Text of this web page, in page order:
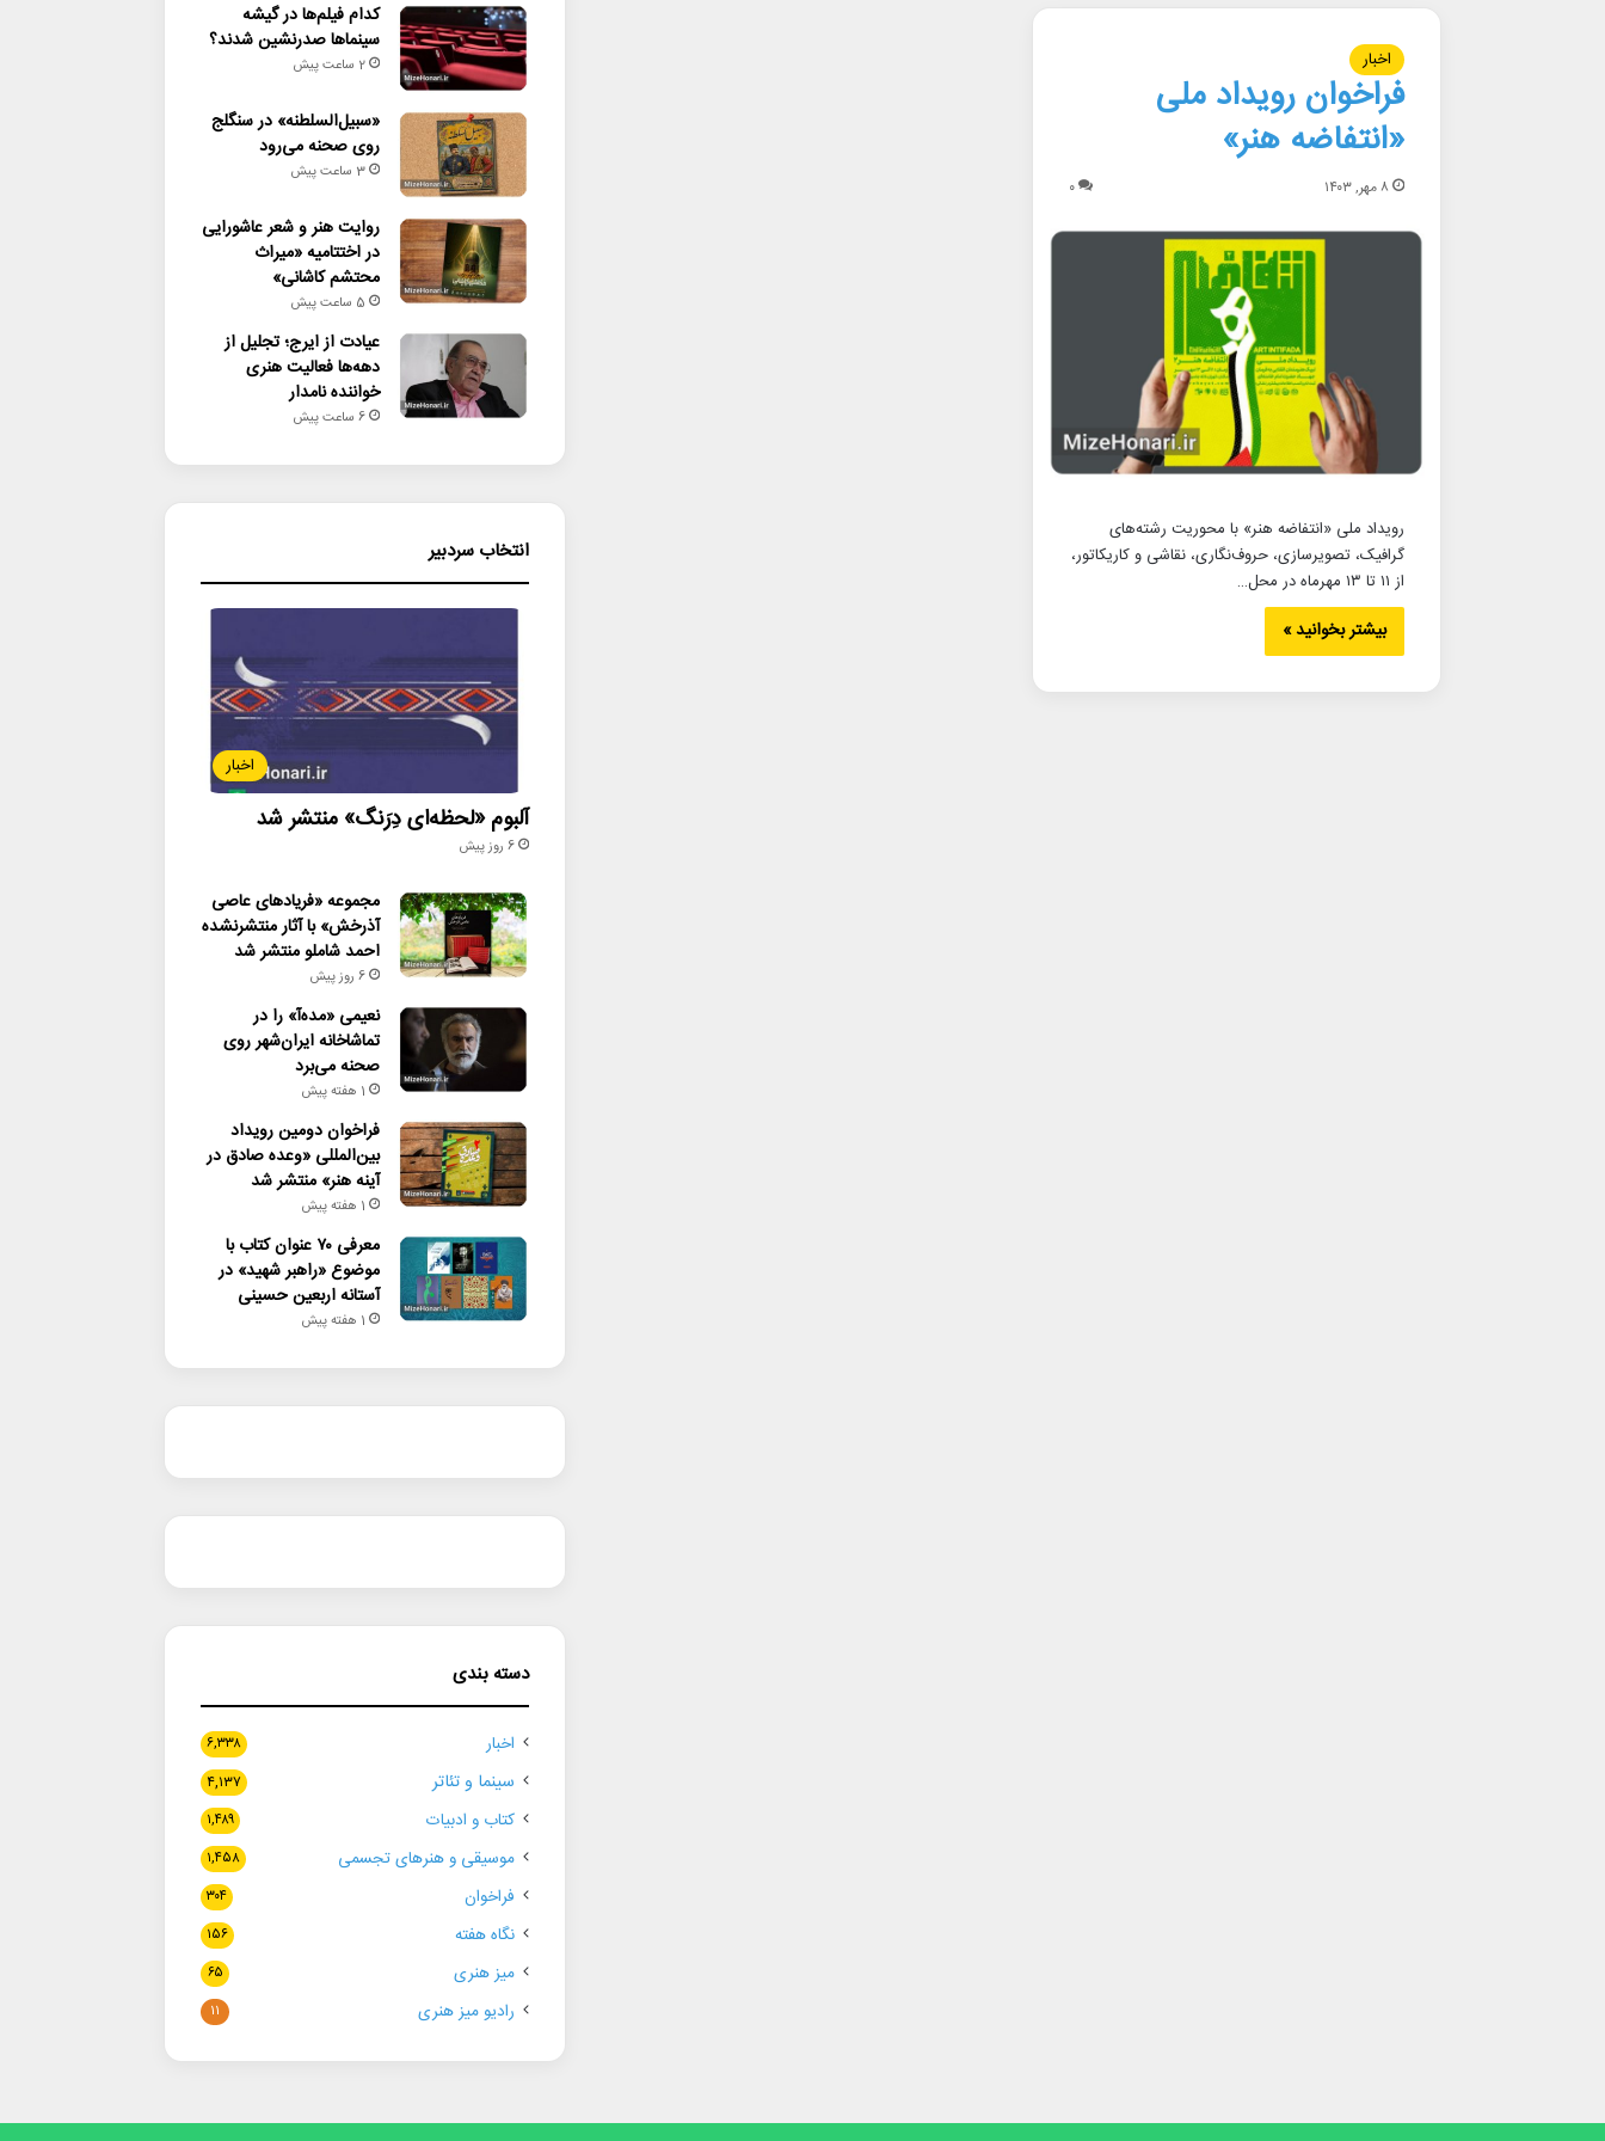
اخبار
فراخوان رویداد ملی
«انتفاضه هنر»
۸ مهر, ۱۴۰۳ ۰
رویداد ملی «انتفاضه هنر» با محوریت رشته‌های
گرافیک، تصویرسازی، حروف‌نگاری، نقاشی و کاریکاتور،
از ۱۱ تا ۱۳ مهرماه در محل…
بیشتر بخوانید »
کدام فیلم‌ها در گیشه
سینماها صدرنشین شدند؟
2 ساعت پیش
«سبیل‌السلطنه» در سنگلج
روی صحنه می‌رود
3 ساعت پیش
روایت هنر و شعر عاشورایی
در اختتامیه «میراث
محتشم کاشانی»
5 ساعت پیش
عیادت از ایرج؛ تجلیل از
دهه‌ها فعالیت هنری
خواننده نامدار
6 ساعت پیش
انتخاب سردبیر
اخبار
آلبوم «لحظه‌ای دِرَنگ» منتشر شد
6 روز پیش
مجموعه «فریادهای عاصی
آذرخش» با آثار منتشرنشده
احمد شاملو منتشر شد
6 روز پیش
نعیمی «مده‌آ» را در
تماشاخانه ایران‌شهر روی
صحنه می‌برد
1 هفته پیش
فراخوان دومین رویداد
بین‌المللی «وعده صادق در
آینه هنر» منتشر شد
1 هفته پیش
معرفی ۷۰ عنوان کتاب با
موضوع «راهبر شهید» در
آستانه اربعین حسینی
1 هفته پیش
دسته بندی
اخبار ۶,۳۳۸
سینما و تئاتر ۴,۱۳۷
کتاب و ادبیات ۱,۴۸۹
موسیقی و هنرهای تجسمی ۱,۴۵۸
فراخوان ۳۰۴
نگاه هفته ۱۵۶
میز هنری ۶۵
رادیو میز هنری ۱۱